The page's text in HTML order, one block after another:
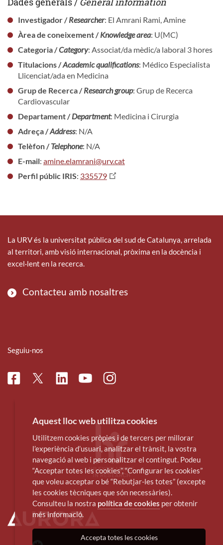
Investigador /Researcher: El Amrani Rami, Amine
Àrea de coneixement /Knowledge area: U(MC)
Categoria /Category: Associat/da mèdic/a laboral 3 hores
Titulacions /Academic qualifications: Médico Especialista
Llicenciat/ada en Medicina
Grup de Recerca /Research group: Grup de Recerca
Cardiovascular
Departament /Department: Medicina i Cirurgia
Adreça /Address: N/A
Telèfon /Telephone: N/A
E-mail: amine.elamrani@urv.cat
Perfil públic IRIS: 335579
La URV és la universitat pública del sud de Catalunya, arrelada
al territori, amb visió internacional, pròxima en la docència i
excel·lent en la recerca.
Contacteu amb nosaltres
Seguiu-nos
FacebookTwitterLinkedinYoutubeInstagram
Aquest lloc web utilitza cookies
Utilitzem cookies pròpies i de tercers per millorar
l’experiència d’usuari, analitzar el trànsit, la vostra
navegació al web i personalitzar el contingut. Podeu
“Acceptar totes les cookies”, “Configurar les cookies”
que voleu acceptar o bé “Rebutjar-les totes” (excepte
les cookies tècniques que són necessàries).
Consulteu la nostra política de cookies per obtenir
més informació.
Accepta totes les cookies